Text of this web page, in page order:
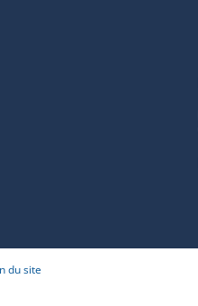
du site